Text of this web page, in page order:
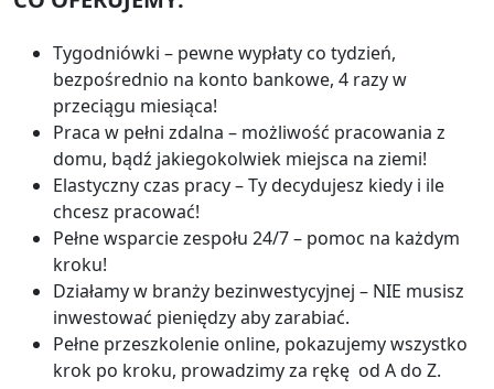
Tygodniówki – pewne wypłaty co tydzień,
bezpośrednio na konto bankowe, 4 razy w
przeciągu miesiąca!
Praca w pełni zdalna – możliwość pracowania z
domu, bądź jakiegokolwiek miejsca na ziemi!
Elastyczny czas pracy – Ty decydujesz kiedy i ile
chcesz pracować!
Pełne wsparcie zespołu 24/7 – pomoc na każdym
kroku!
Działamy w branży bezinwestycyjnej – NIE musisz
inwestować pieniędzy aby zarabiać.
Pełne przeszkolenie online, pokazujemy wszystko
krok po kroku, prowadzimy za rękę od A do Z.